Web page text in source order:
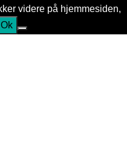
videre på hjemmesiden,
Ok